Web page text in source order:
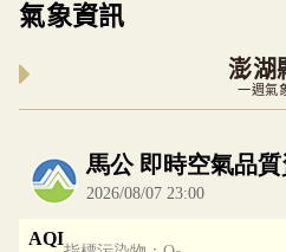
氣象資訊
澎湖
一週氣
內嵌空氣品質小工具為